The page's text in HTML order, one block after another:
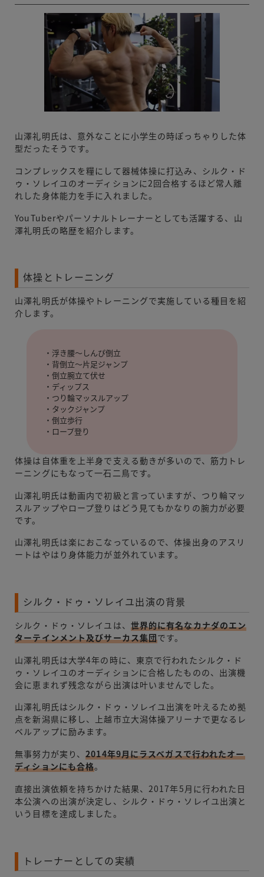
山澤礼明氏は、意外なことに小学生の時ぽっちゃりした体
型だったそうです。
コンプレックスを糧にして器械体操に打込み、シルク・ド
ゥ・ソレイユのオーディションに2回合格するほど常人離
れした身体能力を手に入れました。
YouTuberやパーソナルトレーナーとしても活躍する、山
澤礼明氏の略歴を紹介します。
体操とトレーニング
山澤礼明氏が体操やトレーニングで実施している種目を紹
介します。
・浮き腰～しんぴ倒立
・背倒立～片足ジャンプ
・倒立腕立て伏せ
・ディップス
・つり輪マッスルアップ
・タックジャンプ
・倒立歩行
・ロープ登り
体操は自体重を上半身で支える動きが多いので、筋力トレ
ーニングにもなって一石二鳥です。
山澤礼明氏は動画内で初級と言っていますが、つり輪マッ
スルアップやロープ登りはどう見てもかなりの腕力が必要
です。
山澤礼明氏は楽におこなっているので、体操出身のアスリ
ートはやはり身体能力が並外れています。
シルク・ドゥ・ソレイユ出演の背景
シルク・ドゥ・ソレイユは、 世界的に有名なカナダのエン
ターテインメント及びサーカス集団です。
山澤礼明氏は大学4年の時に、東京で行われたシルク・ド
ゥ・ソレイユのオーディションに合格したものの、出演機
会に恵まれず残念ながら出演は叶いませんでした。
山澤礼明氏はシルク・ドゥ・ソレイユ出演を叶えるため拠
点を新潟県に移し、上越市立大潟体操アリーナで更なるレ
ベルアップに励みます。
無事努力が実り、2014年9月にラスベガスで行われたオー
ディションにも合格。
直接出演依頼を持ちかけた結果、2017年5月に行われた日
本公演への出演が決定し、シルク・ドゥ・ソレイユ出演と
いう目標を達成しました。
トレーナーとしての実績